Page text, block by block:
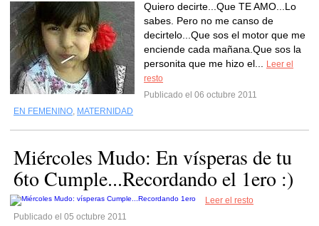
Quiero decirte...Que TE AMO...Lo
sabes. Pero no me canso de
decirtelo...Que sos el motor que me
enciende cada mañana.Que sos la
personita que me hizo el...
Leer el
resto
Publicado el 06 octubre 2011
EN FEMENINO, MATERNIDAD
Miércoles Mudo: En vísperas de tu
6to Cumple...Recordando el 1ero :)
Leer el resto
Publicado el 05 octubre 2011